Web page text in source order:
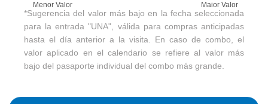
Menor Valor Maior Valor
*Sugerencia del valor más bajo en la fecha seleccionada
para la entrada "UNA", válida para compras anticipadas
hasta el día anterior a la visita. En caso de combo, el
valor aplicado en el calendario se refiere al valor más
bajo del pasaporte individual del combo más grande.